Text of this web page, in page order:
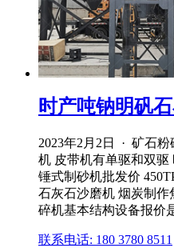
时产吨钠明矾
2023年2月2日 · 矿石
机 皮带机有单驱和双
锤式制砂机批发价
石灰石沙磨机 烟炭制作
碎机基本结构设备报价
联系电话: 180 3780 8511